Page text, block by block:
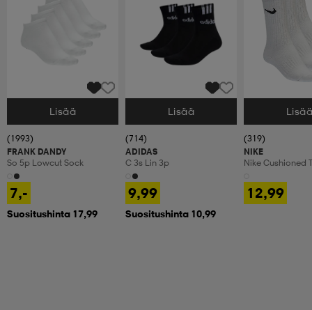
Valitse Koko
Lisää
(1993)
FRANK DANDY
So 5p Lowcut Sock
7,-
Suositushinta 17,99
Valitse Koko
Lisää
(714)
ADIDAS
C 3s Lin 3p
9,99
Suositushinta 10,99
Valitse Koko
(319)
NIKE
Nike Cushioned
12,99